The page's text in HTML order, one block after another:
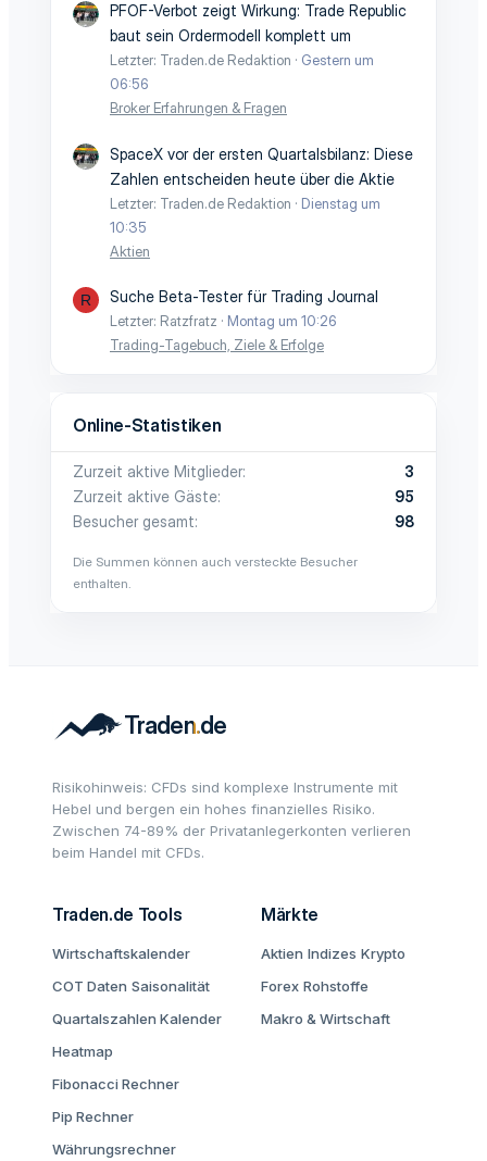
PFOF-Verbot zeigt Wirkung: Trade Republic
baut sein Ordermodell komplett um
Letzter: Traden.de Redaktion
Gestern um
06:56
Broker Erfahrungen & Fragen
SpaceX vor der ersten Quartalsbilanz: Diese
Zahlen entscheiden heute über die Aktie
Letzter: Traden.de Redaktion
Dienstag um
10:35
Aktien
R Suche Beta-Tester für Trading Journal
Letzter: Ratzfratz
Montag um 10:26
Trading-Tagebuch, Ziele & Erfolge
Online-Statistiken
Zurzeit aktive Mitglieder
3
Zurzeit aktive Gäste
95
Besucher gesamt
98
Die Summen können auch versteckte Besucher
enthalten.
Risikohinweis: CFDs sind komplexe Instrumente mit
Hebel und bergen ein hohes finanzielles Risiko.
Zwischen 74-89% der Privatanlegerkonten verlieren
beim Handel mit CFDs.
Traden.de Tools
Wirtschaftskalender
COT Daten Saisonalität
Quartalszahlen Kalender
Heatmap
Fibonacci Rechner
Pip Rechner
Währungsrechner
Märkte
Aktien Indizes Krypto
Forex Rohstoffe
Makro & Wirtschaft